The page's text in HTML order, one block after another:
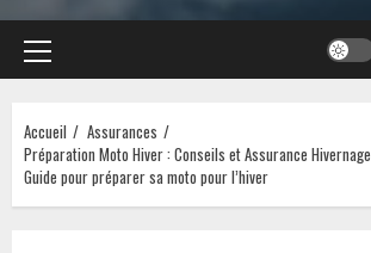
Menu
principal
Accueil
Assurances
Préparation Moto Hiver : Conseils et Assurance Hivernage
Guide pour préparer sa moto pour l’hiver